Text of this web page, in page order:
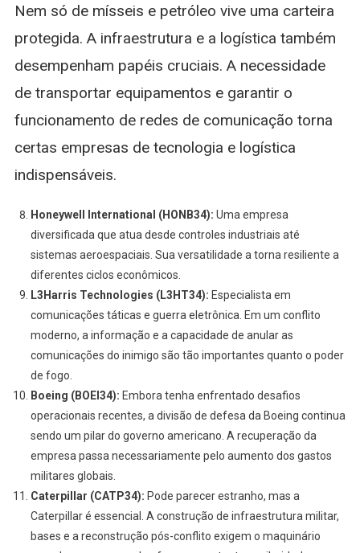
Nem só de mísseis e petróleo vive uma carteira
protegida. A infraestrutura e a logística também
desempenham papéis cruciais. A necessidade
de transportar equipamentos e garantir o
funcionamento de redes de comunicação torna
certas empresas de tecnologia e logística
indispensáveis.
Honeywell International (HONB34): Uma empresa
diversificada que atua desde controles industriais até
sistemas aeroespaciais. Sua versatilidade a torna resiliente a
diferentes ciclos econômicos.
L3Harris Technologies (L3HT34): Especialista em
comunicações táticas e guerra eletrônica. Em um conflito
moderno, a informação e a capacidade de anular as
comunicações do inimigo são tão importantes quanto o poder
de fogo.
Boeing (BOEI34): Embora tenha enfrentado desafios
operacionais recentes, a divisão de defesa da Boeing continua
sendo um pilar do governo americano. A recuperação da
empresa passa necessariamente pelo aumento dos gastos
militares globais.
Caterpillar (CATP34): Pode parecer estranho, mas a
Caterpillar é essencial. A construção de infraestrutura militar,
bases e a reconstrução pós-conflito exigem o maquinário